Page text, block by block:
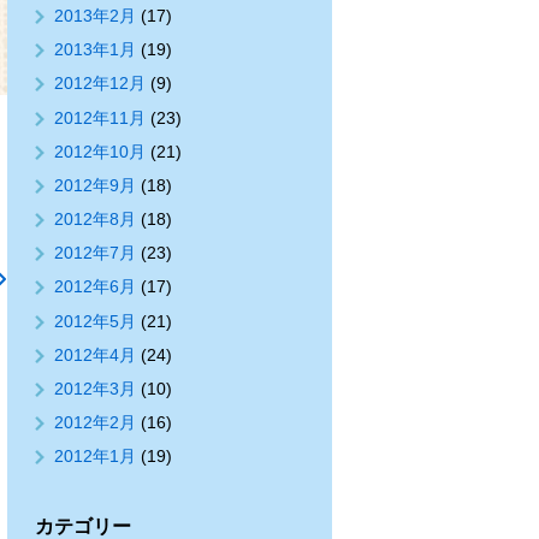
2013年2月 (17)
2013年1月 (19)
2012年12月 (9)
2012年11月 (23)
2012年10月 (21)
2012年9月 (18)
2012年8月 (18)
2012年7月 (23)
2012年6月 (17)
2012年5月 (21)
2012年4月 (24)
2012年3月 (10)
2012年2月 (16)
2012年1月 (19)
カテゴリー